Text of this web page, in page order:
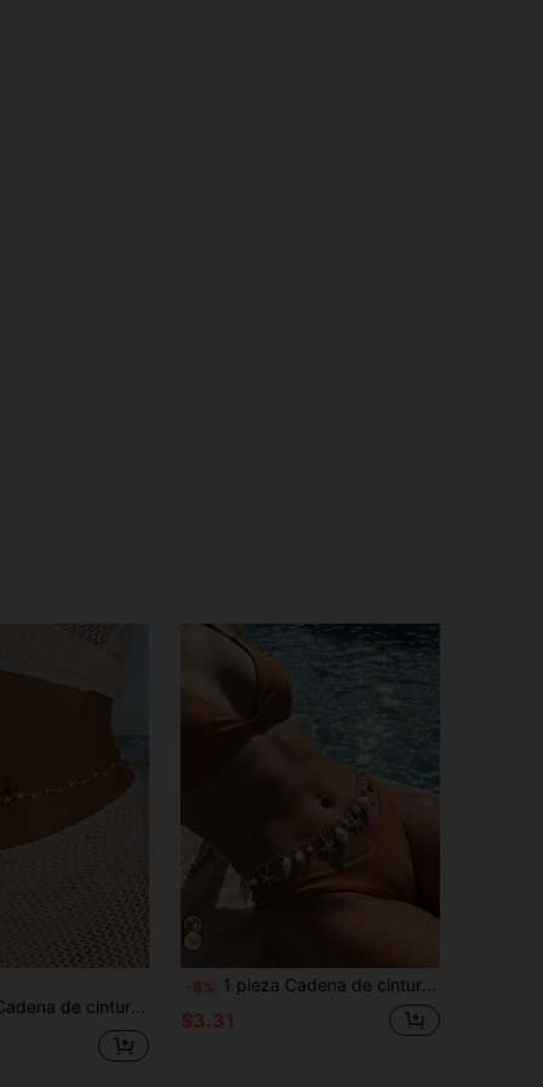
accesorio de joyería de Body de moda de verano para mujer, adecuado para la calle, fiestas, vacaciones en la playa y uso diario
-8% 1 pieza Cadena de cintura con colgante de estrella de mar y concha de perla dorada, cadena de vientre de perla, joyería corporal de conchas bohemia, accesorio de playa de verano
$3.31